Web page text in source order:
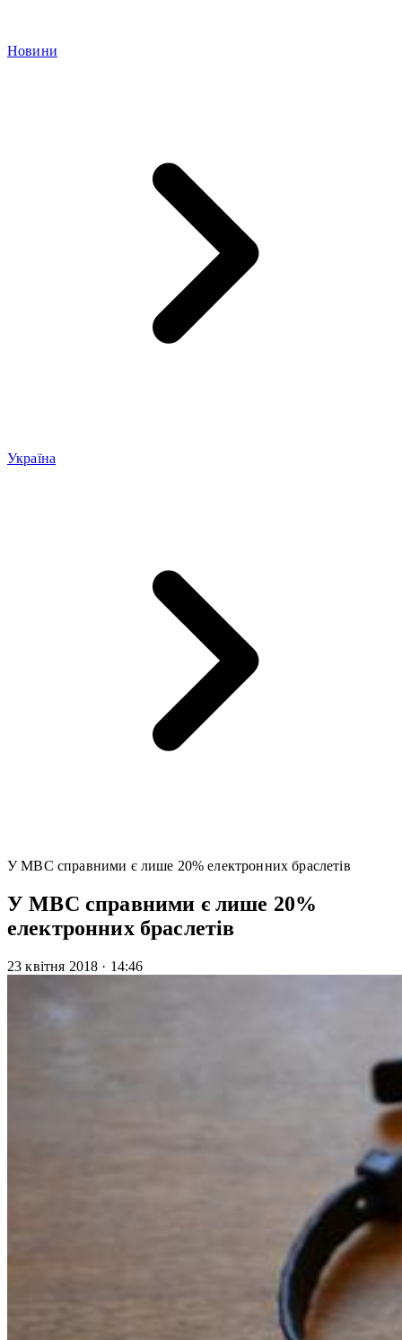
Новини
Україна
У МВС справними є лише 20% електронних браслетів
У МВС справними є лише 20%
електронних браслетів
23 квітня 2018 · 14:46